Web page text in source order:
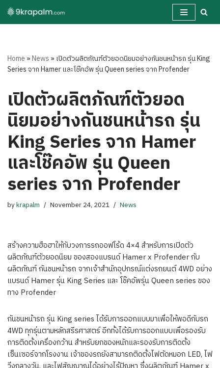
Skip
Home »News » เปิดตัวผลิตภัณฑ์ตัวยอดนิยมอย่างกันชนหน้ารถ รุ่น King
Series จาก Hamer และโช๊คอัพ รุ่น Queen series จาก Profender
เปิดตัวผลิตภัณฑ์ตัวยอด
นิยมอย่างกันชนหน้ารถ รุ่น
King Series จาก Hamer
และโช๊คอัพ รุ่น Queen
series จาก Profender
bykrapalm November 24, 2021 News
สร้างความฮือฮาให้กับวงการรถออฟโร้ด 4×4 สำหรับการเปิดตัว
ผลิตภัณฑ์ตัวยอดนิยม ของสองแบรนด์ Hamer x Profender กับ
ผลิตภัณฑ์ กันชนหน้ารถ จากเจ้าสำนักอุปกรณ์แต่งรถยนต์ 4WD อย่าง
แบรนด์ Hamer รุ่น King Series และ โช๊คอัพรุ่น Queen series ของ
ทาง Profender
กันชนหน้ารถ รุ่น King series ได้รับการออกแบบมาเพื่อให้พอดีกับรถ
4WD ทุกรุ่นตามหลักสรีรศาสตร์ อีกทั้งได้รับการออกแบบเพื่อรองรับ
การติดตั้งเครื่องกว้าน สำหรับยกของหนักและรองรับการติดตั้ง
เซ็นเซอร์จากโรงงาน เจ้าของรถยังสามารถติดตั้งไฟตัดหมอก LED, ไฟ